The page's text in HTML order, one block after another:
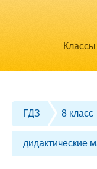
Классы
ГДЗ 8 класс
дидактические